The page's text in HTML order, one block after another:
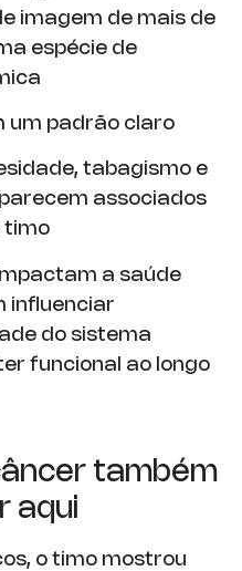
imagem de mais de
espécie de
um padrão claro
tabagismo e
associados
timo
a saúde
influenciar
do sistema
funcional ao longo
também
aqui
o timo mostrou